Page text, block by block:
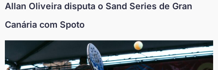
Allan Oliveira disputa o Sand Series de Gran
Canária com Spoto